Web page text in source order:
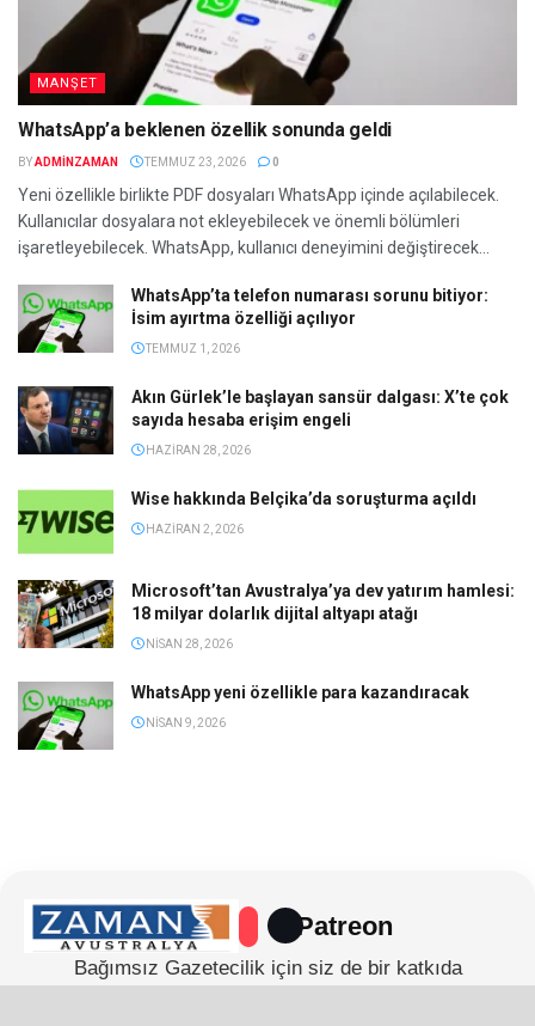
MANŞET
WhatsApp’a beklenen özellik sonunda geldi
BYADMINZAMAN TEMMUZ 23, 2026 0
Yeni özellikle birlikte PDF dosyaları WhatsApp içinde açılabilecek.
Kullanıcılar dosyalara not ekleyebilecek ve önemli bölümleri
işaretleyebilecek. WhatsApp, kullanıcı deneyimini değiştirecek...
WhatsApp’ta telefon numarası sorunu bitiyor:
İsim ayırtma özelliği açılıyor
TEMMUZ 1, 2026
Akın Gürlek’le başlayan sansür dalgası: X’te çok
sayıda hesaba erişim engeli
HAZIRAN 28, 2026
Wise hakkında Belçika’da soruşturma açıldı
HAZIRAN 2, 2026
Microsoft’tan Avustralya’ya dev yatırım hamlesi:
18 milyar dolarlık dijital altyapı atağı
NISAN 28, 2026
WhatsApp yeni özellikle para kazandıracak
NISAN 9, 2026
Patreon
Bağımsız Gazetecilik için siz de bir katkıda